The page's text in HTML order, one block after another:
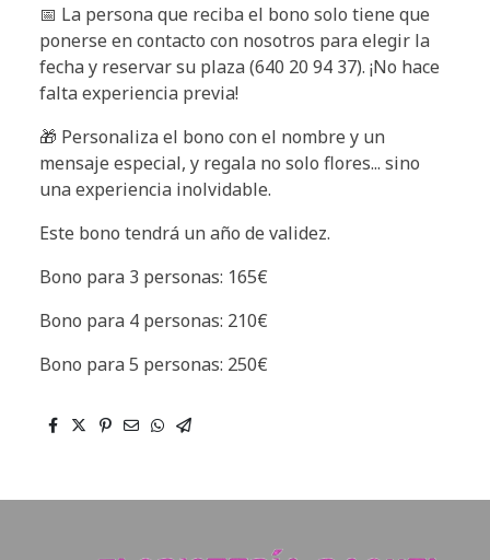
📅 La persona que reciba el bono solo tiene que
ponerse en contacto con nosotros para elegir la
fecha y reservar su plaza (640 20 94 37). ¡No hace
falta experiencia previa!
🎁 Personaliza el bono con el nombre y un
mensaje especial, y regala no solo flores... sino
una experiencia inolvidable.
Este bono tendrá un año de validez.
Bono para 3 personas: 165€
Bono para 4 personas: 210€
Bono para 5 personas: 250€